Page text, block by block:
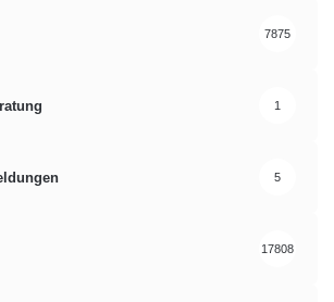
7875
1
5
17808